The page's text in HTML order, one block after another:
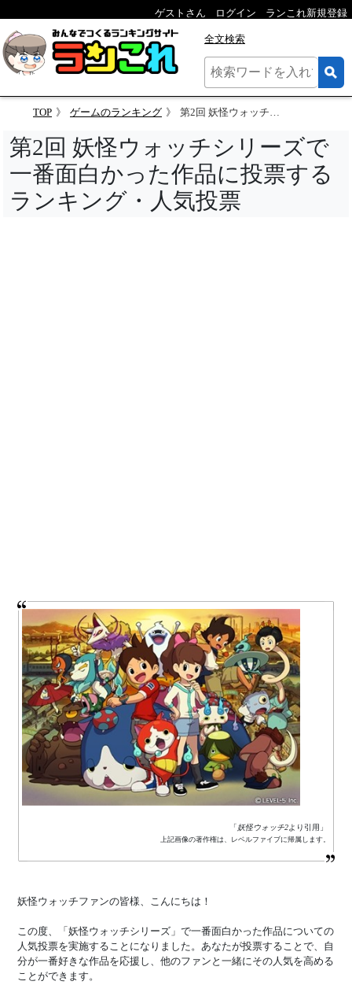
ゲストさん ログイン ランこれ新規登録
全文検索
TOP ゲームのランキング 第2回 妖怪ウォッチシリーズで一番面白かった作品に投票するランキング
第2回 妖怪ウォッチシリーズで
一番面白かった作品に投票する
ランキング・人気投票
「妖怪ウォッチ2より引用」
上記画像の著作権は、レベルファイブに帰属します。
妖怪ウォッチファンの皆様、こんにちは！
この度、「妖怪ウォッチシリーズ」で一番面白かった作品についての
人気投票を実施することになりました。あなたが投票することで、自
分が一番好きな作品を応援し、他のファンと一緒にその人気を高める
ことができます。